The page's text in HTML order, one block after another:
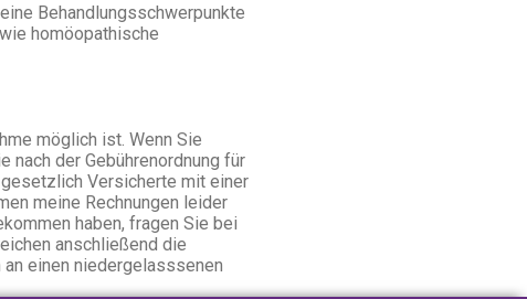
Behandlungsschwerpunkte
homöopathische
möglich ist. Wenn Sie
nach der Gebührenordnung für
Versicherte mit einer
meine Rechnungen leider
haben, fragen Sie bei
anschließend die
einen niedergelasssenen